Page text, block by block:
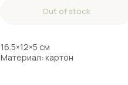
Out of stock
16.5×12×5 см
Материал: картон